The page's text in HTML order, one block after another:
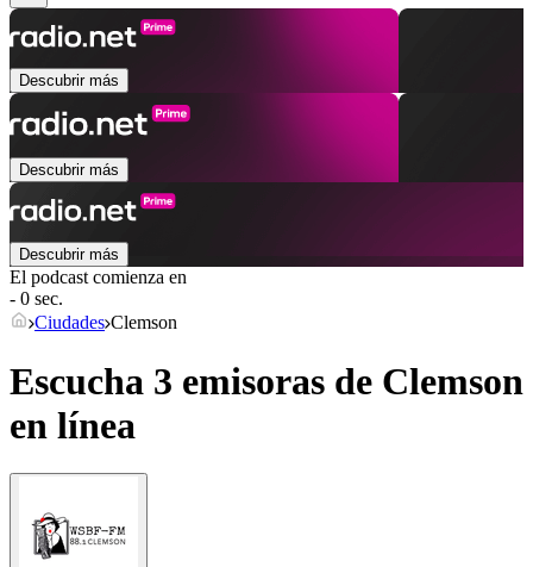
Descubrir más
Descubrir más
Descubrir más
El podcast comienza en
- 0 sec.
Ciudades Clemson
Escucha 3 emisoras de Clemson
en línea